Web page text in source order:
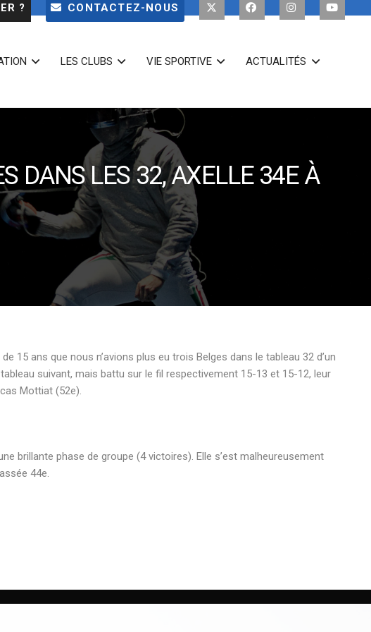
? CONTACTEZ-NOUS
LES CLUBS VIE SPORTIVE ACTUALITÉS
DANS LES 32, AXELLE 34E À
ans que nous n’avions plus eu trois Belges dans le tableau 32 d’un
suivant, mais battu sur le fil respectivement 15-13 et 15-12, leur
Mottiat (52e).
brillante phase de groupe (4 victoires). Elle s’est malheureusement
44e.